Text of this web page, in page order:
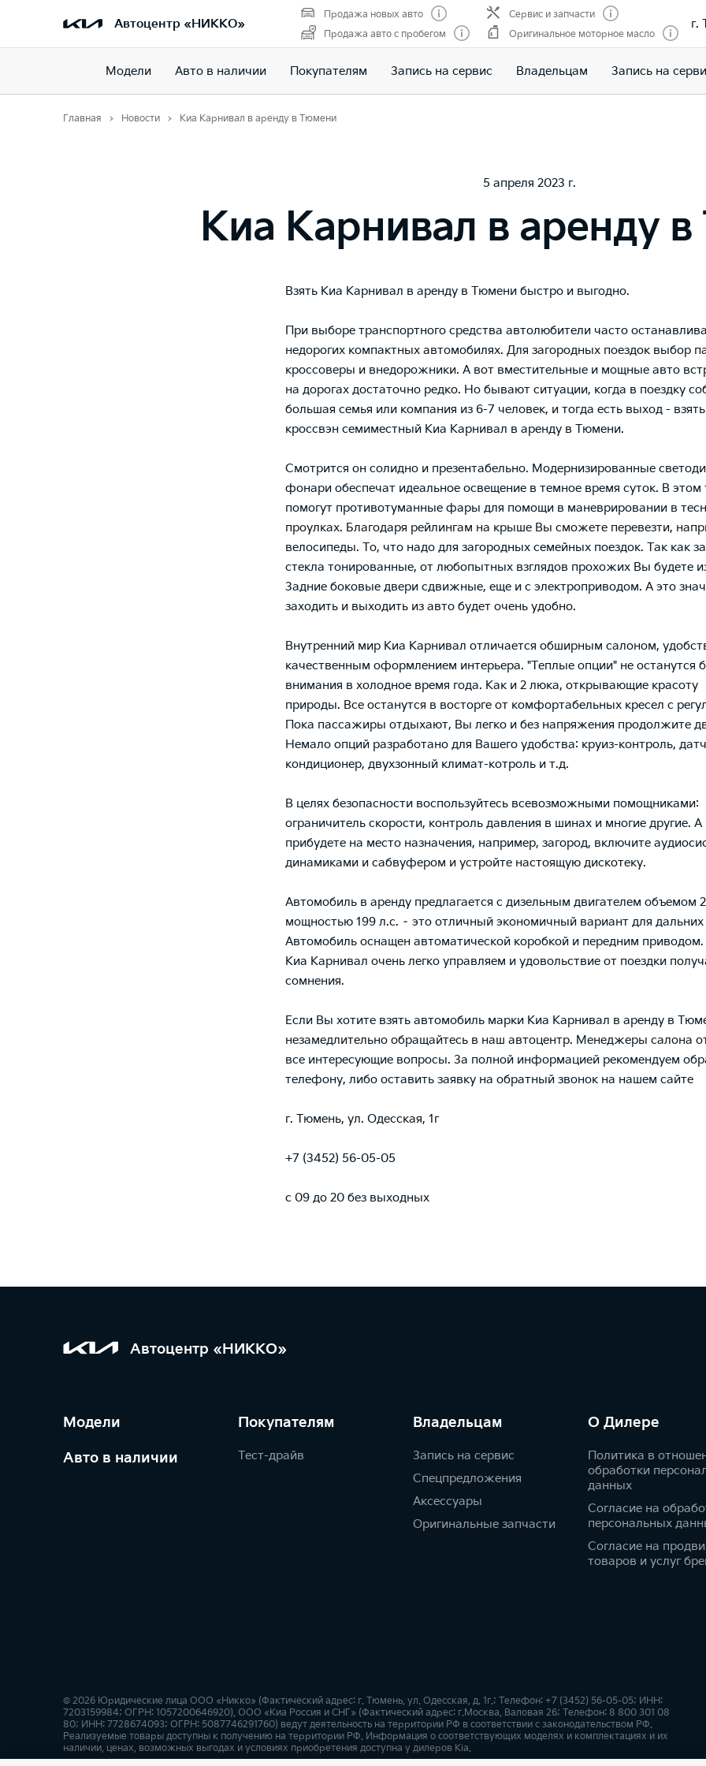
Автоцентр «НИККО»
Продажа новых авто
Продажа авто с пробегом
Сервис и запчасти
Оригинальное моторное масло
г.
Модели Авто в наличии Покупателям Запись на сервис Владельцам Запись на
Главная Новости Киа Карнивал в аренду в Тюмени
5 апреля 2023 г.
Киа Карнивал в аренду
Взять Киа Карнивал в аренду в Тюмени быстро и выгодно.
При выборе транспортного средства автолюбители часто
недорогих компактных автомобилях. Для загородных поездок выбор
кроссоверы и внедорожники. А вот вместительные и мощные авто
на дорогах достаточно редко. Но бывают ситуации, когда в поездку
большая семья или компания из 6-7 человек, и тогда есть выход -
кроссвэн семиместный Киа Карнивал в аренду в Тюмени.
Смотрится он солидно и презентабельно. Модернизированные
фонари обеспечат идеальное освещение в темное время суток. В
помогут противотуманные фары для помощи в маневрировании в
проулках. Благодаря рейлингам на крыше Вы сможете перевезти,
велосипеды. То, что надо для загородных семейных поездок. Так как
стекла тонированные, от любопытных взглядов прохожих Вы будете
Задние боковые двери сдвижные, еще и с электроприводом. А это
заходить и выходить из авто будет очень удобно.
Внутренний мир Киа Карнивал отличается обширным салоном,
качественным оформлением интерьера. "Теплые опции" не останутся
внимания в холодное время года. Как и 2 люка, открывающие красоту
природы. Все останутся в восторге от комфортабельных кресел с
Пока пассажиры отдыхают, Вы легко и без напряжения продолжите
Немало опций разработано для Вашего удобства: круиз-контроль,
кондиционер, двухзонный климат-котроль и т.д.
В целях безопасности воспользуйтесь всевозможными помощниками:
ограничитель скорости, контроль давления в шинах и многие другие.
прибудете на место назначения, например, загород, включите
динамиками и сабвуфером и устройте настоящую дискотеку.
Автомобиль в аренду предлагается с дизельным двигателем объемом
мощностью 199 л.с. – это отличный экономичный вариант для дальних
Автомобиль оснащен автоматической коробкой и передним приводом.
Киа Карнивал очень легко управляем и удовольствие от поездки
сомнения.
Если Вы хотите взять автомобиль марки Киа Карнивал в аренду в
незамедлительно обращайтесь в наш автоцентр. Менеджеры салона
все интересующие вопросы. За полной информацией рекомендуем
телефону, либо оставить заявку на обратный звонок на нашем сайте
г. Тюмень, ул. Одесская, 1г
+7 (3452) 56-05-05
с 09 до 20 без выходных
Автоцентр «НИККО»
Модели
Авто в наличии
Покупателям
Тест-драйв
Владельцам
Запись на сервис
Спецпредложения
Аксессуары
Оригинальные запчасти
О Дилере
Политика в
обработки
данных
Согласие на
персональных
Согласие на
товаров и услуг
© 2026 Юридические лица ООО «Никко» (Фактический адрес: г. Тюмень, ул. Одесская, д. 1г.; Телефон: +7 (3452) 56-05-05; ИНН:
7203159984; ОГРН: 1057200646920), ООО «Киа Россия и СНГ» (Фактический адрес: г.Москва, Валовая 26; Телефон: 8 800 301 08
80; ИНН: 7728674093; ОГРН: 5087746291760) ведут деятельность на территории РФ в соответствии с законодательством РФ.
Реализуемые товары доступны к получению на территории РФ. Информация о соответствующих моделях и комплектациях и их
наличии, ценах, возможных выгодах и условиях приобретения доступна у дилеров Kia.